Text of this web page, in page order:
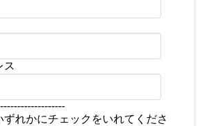
ス
れかにチェックをいれてくださ